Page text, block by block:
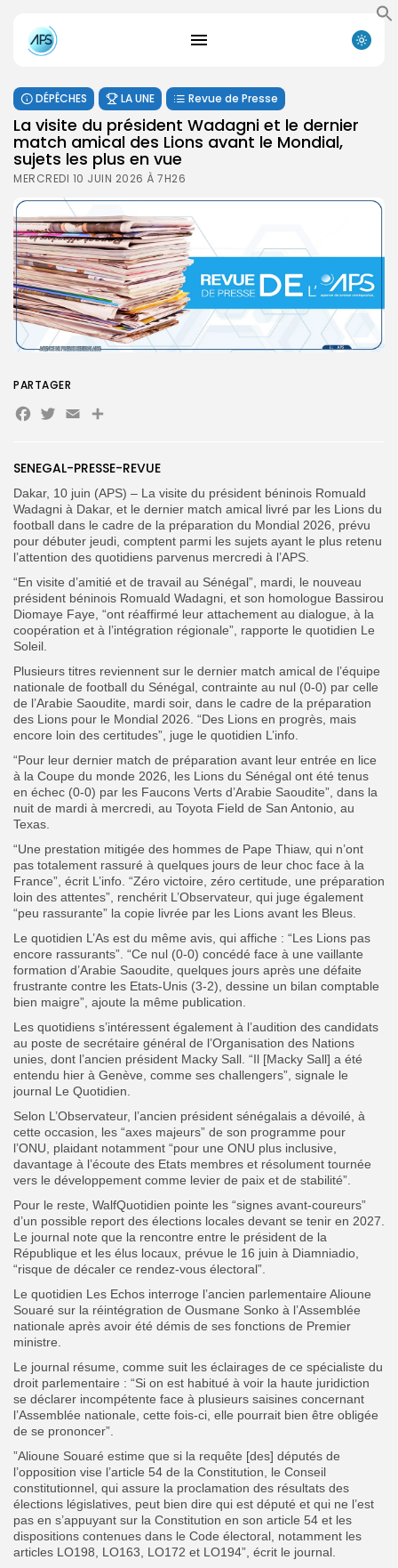
for:
Button
FR
DÉPÊCHES LA UNE Revue de Presse
La visite du président Wadagni et le dernier
match amical des Lions avant le Mondial,
sujets les plus en vue
MERCREDI 10 JUIN 2026 À 7H26
SENEGAL-PRESSE-REVUE
Dakar, 10 juin (APS) – La visite du président béninois Romuald
Wadagni à Dakar, et le dernier match amical livré par les Lions du
football dans le cadre de la préparation du Mondial 2026, prévu
pour débuter jeudi, comptent parmi les sujets ayant le plus retenu
l’attention des quotidiens parvenus mercredi à l’APS.
“En visite d’amitié et de travail au Sénégal”, mardi, le nouveau
président béninois Romuald Wadagni, et son homologue Bassirou
Diomaye Faye, “ont réaffirmé leur attachement au dialogue, à la
coopération et à l’intégration régionale”, rapporte le quotidien Le
Soleil.
Plusieurs titres reviennent sur le dernier match amical de l’équipe
nationale de football du Sénégal, contrainte au nul (0-0) par celle
de l’Arabie Saoudite, mardi soir, dans le cadre de la préparation
des Lions pour le Mondial 2026. “Des Lions en progrès, mais
encore loin des certitudes”, juge le quotidien L’info.
“Pour leur dernier match de préparation avant leur entrée en lice
à la Coupe du monde 2026, les Lions du Sénégal ont été tenus
en échec (0-0) par les Faucons Verts d’Arabie Saoudite”, dans la
nuit de mardi à mercredi, au Toyota Field de San Antonio, au
Texas.
“Une prestation mitigée des hommes de Pape Thiaw, qui n’ont
pas totalement rassuré à quelques jours de leur choc face à la
France”, écrit L’info. “Zéro victoire, zéro certitude, une préparation
loin des attentes”, renchérit L’Observateur, qui juge également
“peu rassurante” la copie livrée par les Lions avant les Bleus.
Le quotidien L’As est du même avis, qui affiche : “Les Lions pas
encore rassurants”. “Ce nul (0-0) concédé face à une vaillante
formation d’Arabie Saoudite, quelques jours après une défaite
frustrante contre les Etats-Unis (3-2), dessine un bilan comptable
bien maigre”, ajoute la même publication.
Les quotidiens s’intéressent également à l’audition des candidats
au poste de secrétaire général de l’Organisation des Nations
unies, dont l’ancien président Macky Sall. “Il [Macky Sall] a été
entendu hier à Genève, comme ses challengers”, signale le
journal Le Quotidien.
Selon L’Observateur, l’ancien président sénégalais a dévoilé, à
cette occasion, les “axes majeurs” de son programme pour
l’ONU, plaidant notamment “pour une ONU plus inclusive,
davantage à l’écoute des Etats membres et résolument tournée
vers le développement comme levier de paix et de stabilité”.
Pour le reste, WalfQuotidien pointe les “signes avant-coureurs”
d’un possible report des élections locales devant se tenir en 2027.
Le journal note que la rencontre entre le président de la
République et les élus locaux, prévue le 16 juin à Diamniadio,
“risque de décaler ce rendez-vous électoral”.
Le quotidien Les Echos interroge l’ancien parlementaire Alioune
Souaré sur la réintégration de Ousmane Sonko à l’Assemblée
nationale après avoir été démis de ses fonctions de Premier
ministre.
Le journal résume, comme suit les éclairages de ce spécialiste du
droit parlementaire : “Si on est habitué à voir la haute juridiction
se déclarer incompétente face à plusieurs saisines concernant
l’Assemblée nationale, cette fois-ci, elle pourrait bien être obligée
de se prononcer”.
”Alioune Souaré estime que si la requête [des] députés de
l’opposition vise l’article 54 de la Constitution, le Conseil
constitutionnel, qui assure la proclamation des résultats des
élections législatives, peut bien dire qui est député et qui ne l’est
pas en s’appuyant sur la Constitution en son article 54 et les
dispositions contenues dans le Code électoral, notamment les
articles LO198, LO163, LO172 et LO194”, écrit le journal.
PARTAGER
Facebook
Twitter
Email